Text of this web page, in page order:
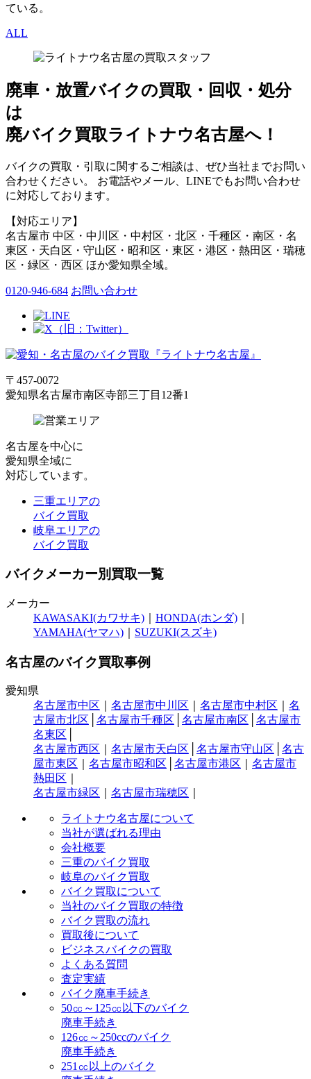
ている。
ALL
廃車・放置バイクの買取・回収・処分
は
廃バイク買取ライトナウ名古屋へ！
バイクの買取・引取に関するご相談は、ぜひ当社までお問い
合わせください。 お電話やメール、LINEでもお問い合わせ
に対応しております。
【対応エリア】
名古屋市 中区・中川区・中村区・北区・千種区・南区・名
東区・天白区・守山区・昭和区・東区・港区・熱田区・瑞穂
区・緑区・西区 ほか愛知県全域。
0120-946-684 お問い合わせ
〒457-0072
愛知県名古屋市南区寺部三丁目12番1
名古屋を中心に
愛知県全域に
対応しています。
三重エリアの
バイク買取
岐阜エリアの
バイク買取
バイクメーカー別買取一覧
メーカー
KAWASAKI(カワサキ)
HONDA(ホンダ)
YAMAHA(ヤマハ)
SUZUKI(スズキ)
名古屋のバイク買取事例
愛知県
名古屋市中区
名古屋市中川区 名古屋市中村区
名
古屋市北区
名古屋市千種区 名古屋市南区
名古屋市
名東区
名古屋市西区
名古屋市天白区 名古屋市守山区
名古
屋市東区
名古屋市昭和区 名古屋市港区
名古屋市
熱田区
名古屋市緑区
名古屋市瑞穂区
ライトナウ名古屋について
当社が選ばれる理由
会社概要
三重のバイク買取
岐阜のバイク買取
バイク買取について
当社のバイク買取の特徴
バイク買取の流れ
買取後について
ビジネスバイクの買取
よくある質問
査定実績
バイク廃車手続き
50㏄～125㏄以下のバイク
廃車手続き
126㏄～250ccのバイク
廃車手続き
251㏄以上のバイク